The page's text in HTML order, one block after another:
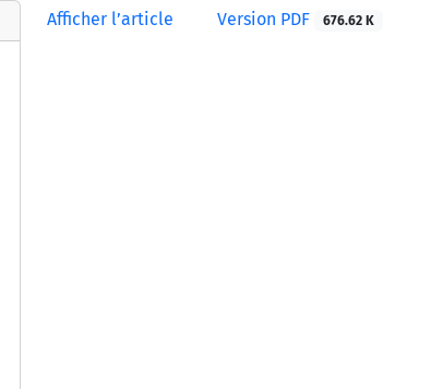
Afficher l’article
Version PDF 676.62 K